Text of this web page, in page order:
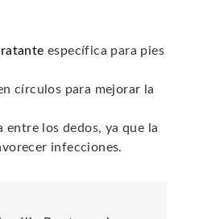
específica para pies
círculos para mejorar la
entre los dedos, ya que la
infecciones.